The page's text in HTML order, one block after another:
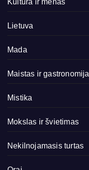
Kultūra ir menas
Lietuva
Mada
Maistas ir gastronomija
Mistika
Mokslas ir švietimas
Nekilnojamasis turtas